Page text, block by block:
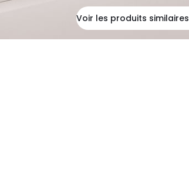
Voir les produits similaires